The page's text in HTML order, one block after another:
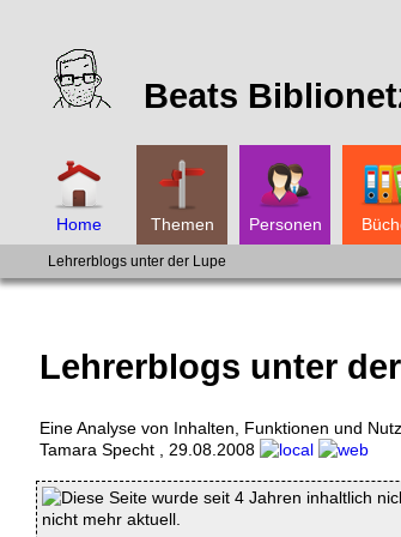
Beats
Home Themen Personen
Lehrerblogs unter der Lupe
Lehrerblogs unter
Eine Analyse von Inhalten, Funktionen und
Tamara Specht
29.08.2008
Diese Seite wurde seit 4 Jahren inhaltlich
nicht mehr aktuell.